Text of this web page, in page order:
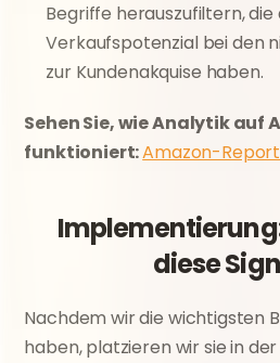
Begriffe herauszufiltern,
Verkaufspotenzial bei den
zur Kundenakquise haben.
Sehen Sie, wie Analytik auf
funktioniert: Amazon-
diese
Nachdem wir die wichtigsten
haben, platzieren wir sie in